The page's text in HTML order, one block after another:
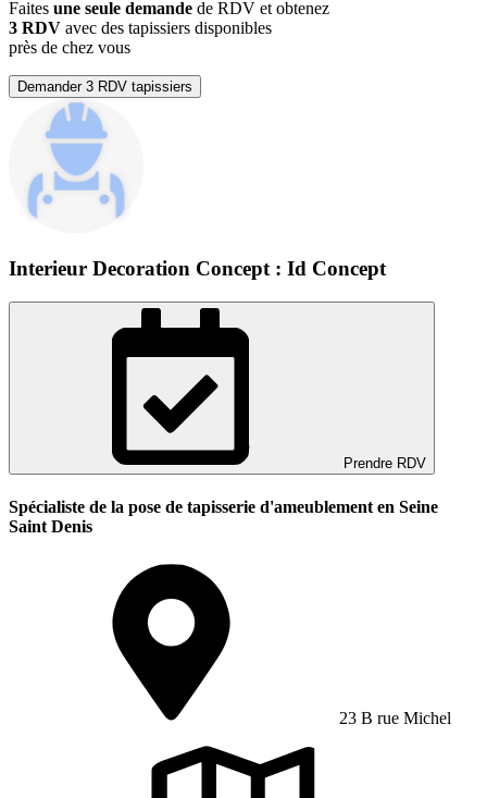
Faites une seule demande de RDV et obtenez
3 RDV avec des tapissiers disponibles
près de chez vous
Demander 3 RDV tapissiers
Interieur Decoration Concept : Id Concept
Prendre RDV
Spécialiste de la pose de tapisserie d'ameublement en Seine
Saint Denis
23 B rue Michel